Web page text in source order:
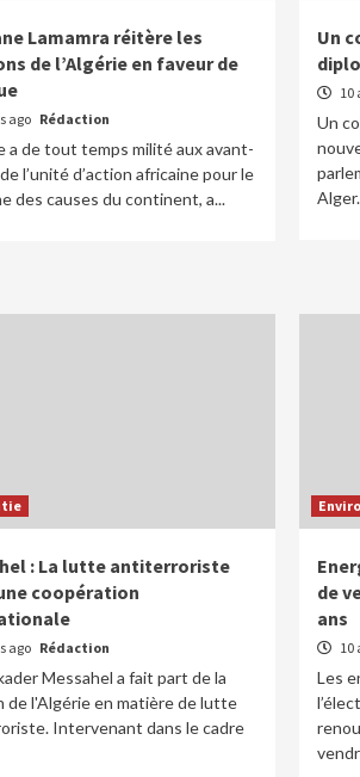
Lamamra réitère les
de l’Algérie en faveur de
ago Rédaction
a de tout temps milité aux avant-
l’unité d’action africaine pour le
des causes du continent, a...
Un
10
Un
: La lutte antiterroriste
coopération
ago Rédaction
Messahel a fait part de la
de l'Algérie en matière de lutte
Intervenant dans le cadre
de
ans
10
Les